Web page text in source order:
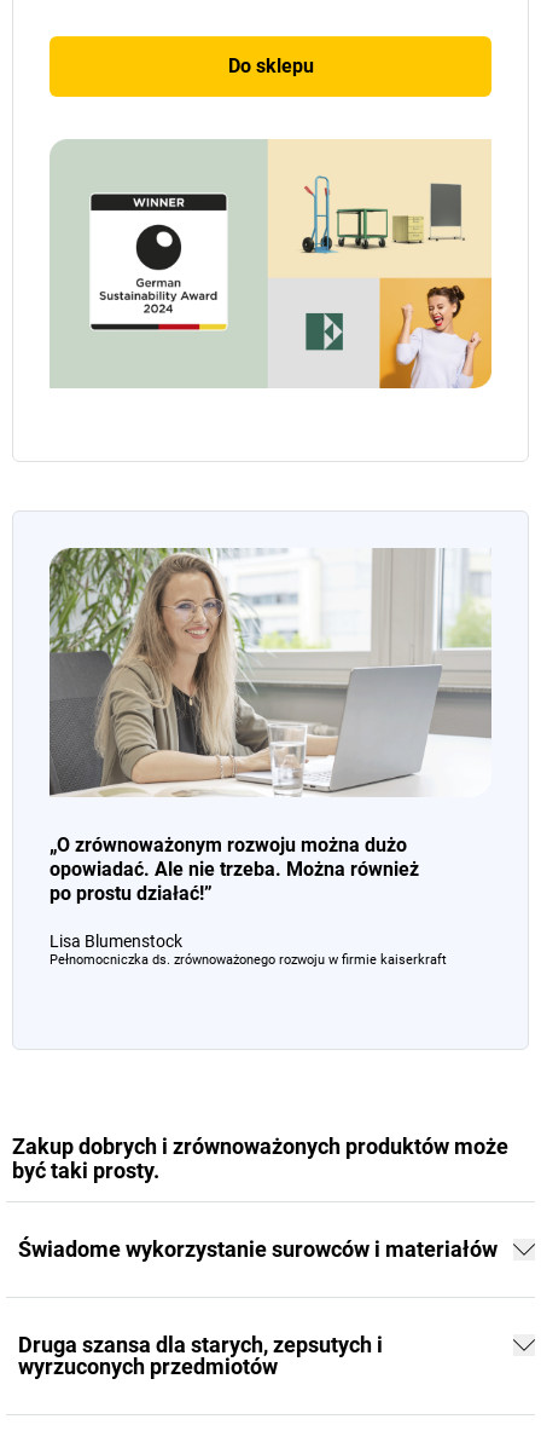
Do sklepu
„O zrównoważonym rozwoju można dużo
opowiadać. Ale nie trzeba. Można również
po prostu działać!”
Lisa Blumenstock
Pełnomocniczka ds. zrównoważonego rozwoju w firmie kaiserkraft
Zakup dobrych i zrównoważonych produktów może
być taki prosty.
Świadome wykorzystanie surowców i materiałów
Druga szansa dla starych, zepsutych i
wyrzuconych przedmiotów